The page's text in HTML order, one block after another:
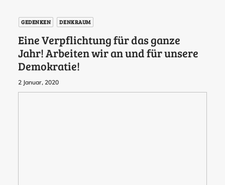
GEDENKEN DENKRAUM
Eine Verpflichtung für das ganze
Jahr! Arbeiten wir an und für unsere
Demokratie!
2 Januar, 2020